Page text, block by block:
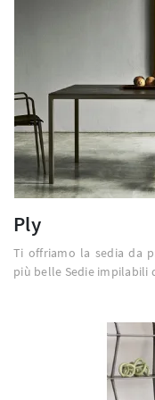
Ply
Ti offriamo la sedia da
più belle Sedie impilabili